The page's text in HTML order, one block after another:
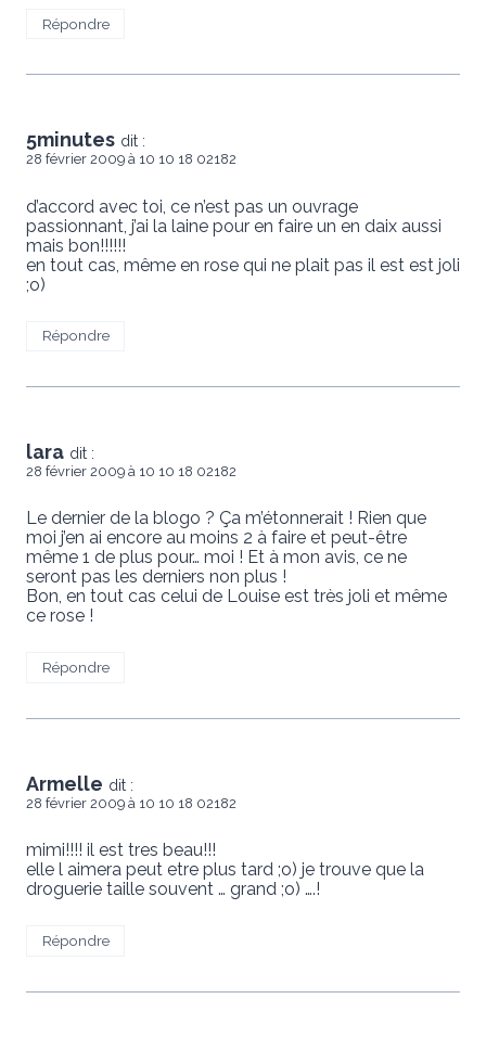
Répondre
5minutes dit :
28 février 2009 à 10 10 18 02182
d’accord avec toi, ce n’est pas un ouvrage
passionnant, j’ai la laine pour en faire un en daix aussi
mais bon!!!!!!
en tout cas, même en rose qui ne plait pas il est est joli
;o)
Répondre
lara dit :
28 février 2009 à 10 10 18 02182
Le dernier de la blogo ? Ça m’étonnerait ! Rien que
moi j’en ai encore au moins 2 à faire et peut-être
même 1 de plus pour… moi ! Et à mon avis, ce ne
seront pas les derniers non plus !
Bon, en tout cas celui de Louise est très joli et même
ce rose !
Répondre
Armelle dit :
28 février 2009 à 10 10 18 02182
mimi!!!! il est tres beau!!!
elle l aimera peut etre plus tard ;o) je trouve que la
droguerie taille souvent … grand ;o) ….!
Répondre